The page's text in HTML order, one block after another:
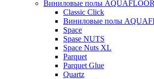
Виниловые полы AQUAFLOOR
Classic Click
Виниловые полы
Space
Spase NUTS
Space Nuts XL
Parquet
Parquet Glue
Quartz